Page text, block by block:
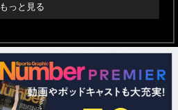
もっと見る